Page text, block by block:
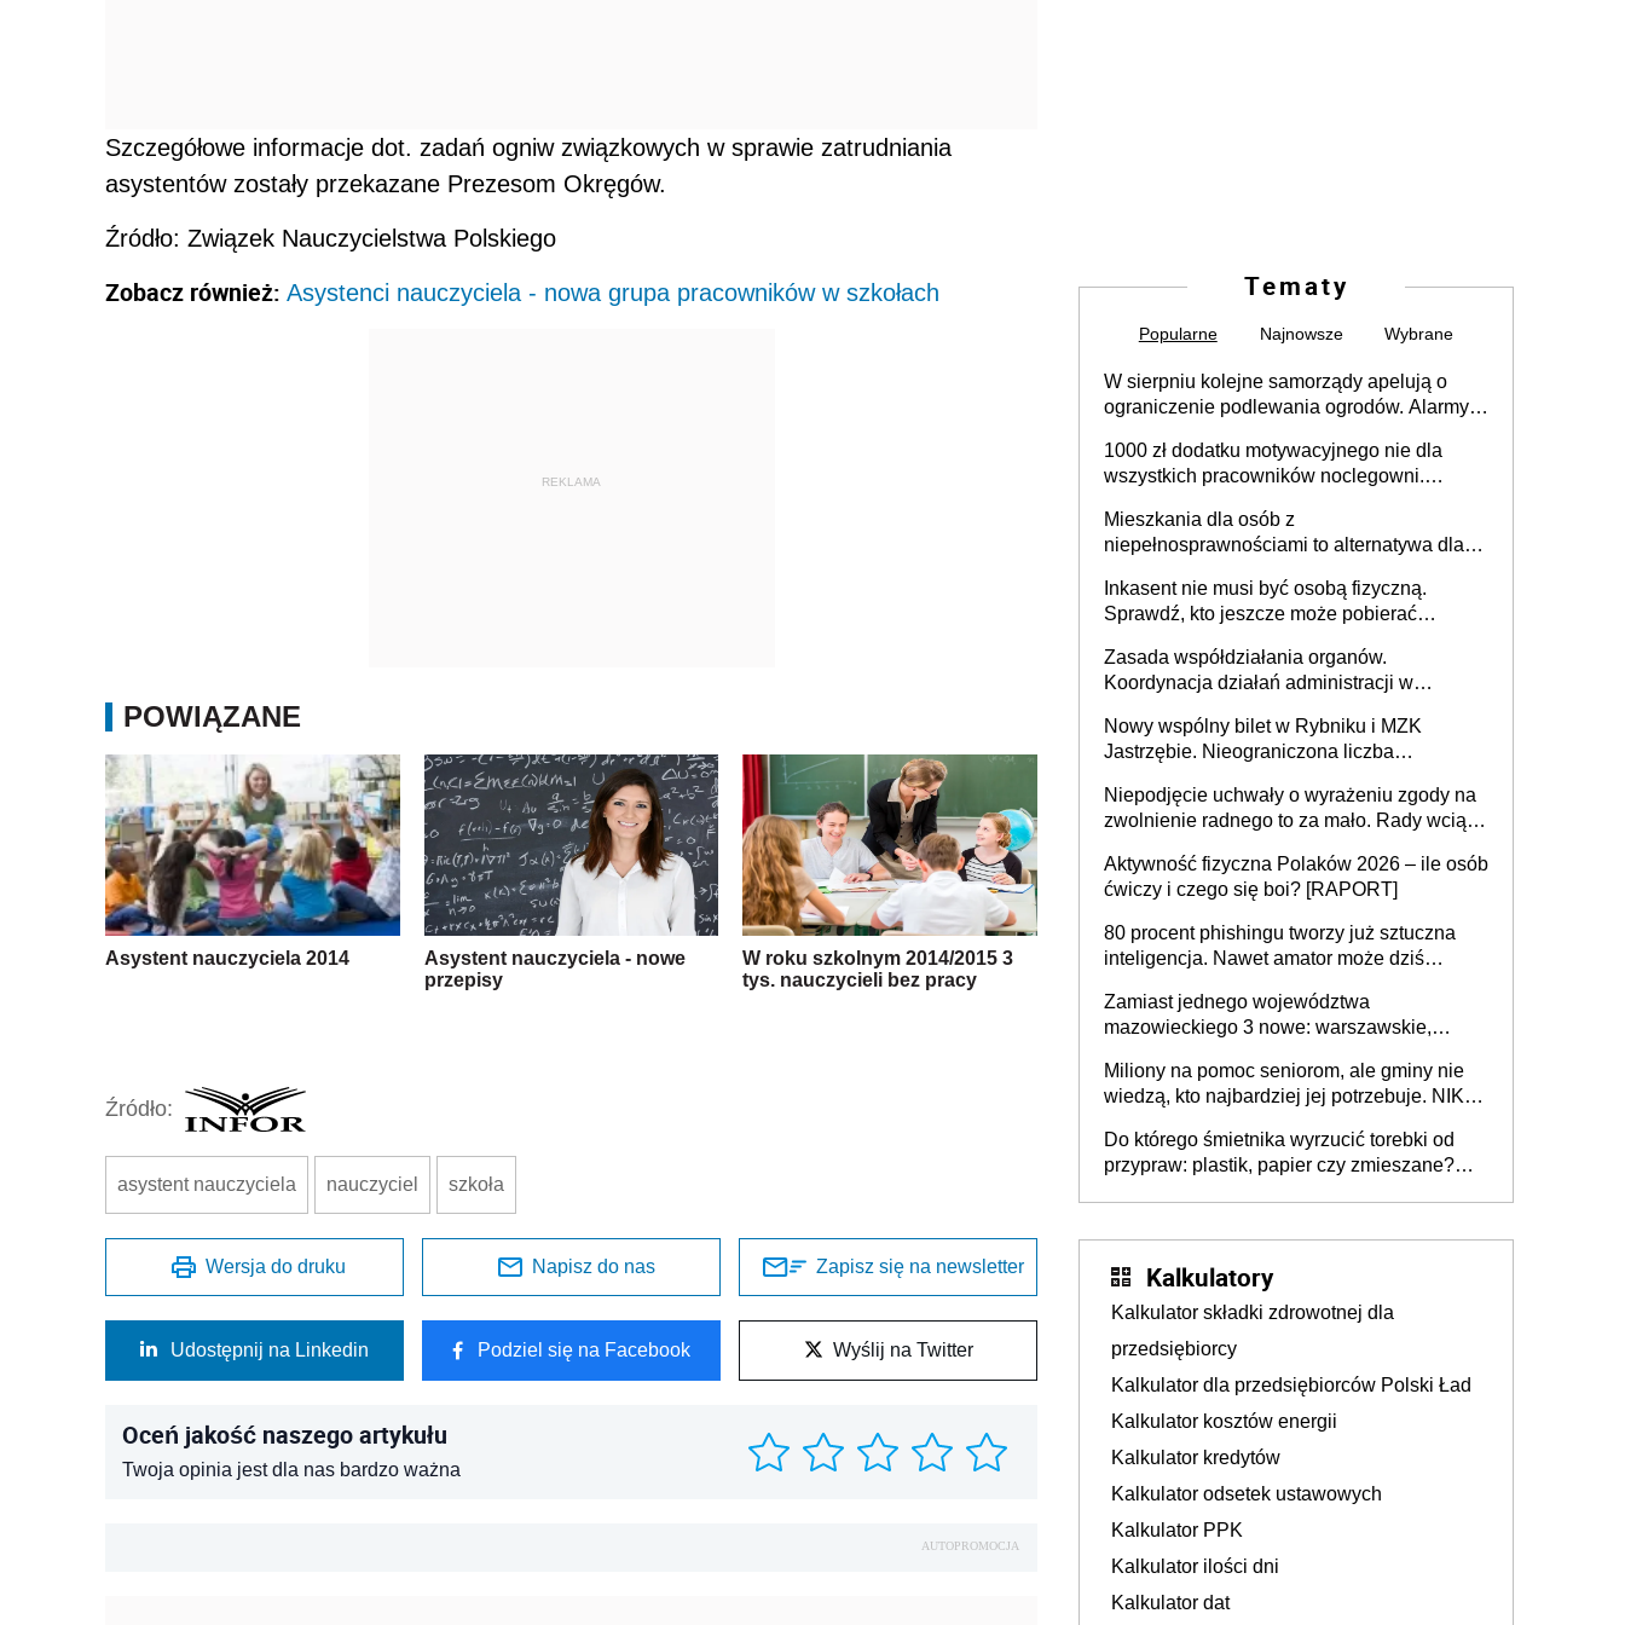
Szczegółowe informacje dot. zadań ogniw związkowych w sprawie zatrudniania
asystentów zostały przekazane Prezesom Okręgów.
Źródło: Związek Nauczycielstwa Polskiego
Zobacz również: Asystenci nauczyciela - nowa grupa pracowników w szkołach
REKLAMA
POWIĄZANE
Asystent nauczyciela 2014
Asystent nauczyciela - nowe
przepisy
W roku szkolnym 2014/2015 3
tys. nauczycieli bez pracy
Źródło:
asystent nauczyciela nauczyciel szkoła
Wersja do druku Napisz do nas Zapisz się na newsletter
Udostępnij na Linkedin Podziel się na Facebook Wyślij na Twitter
Oceń jakość naszego artykułu
Twoja opinia jest dla nas bardzo ważna
AUTOPROMOCJA
Tematy
Popularne Najnowsze Wybrane
W sierpniu kolejne samorządy apelują o
ograniczenie podlewania ogrodów. Alarmy w
może objąć cały kraj
1000 zł dodatku motywacyjnego nie dla
wszystkich pracowników noclegowni.
Mieszkania dla osób z
niepełnosprawnościami to alternatywa dla
samodzielnie lub z rodziną
Inkasent nie musi być osobą fizyczną.
Sprawdź, kto jeszcze może pobierać
Zasada współdziałania organów.
Koordynacja działań administracji w
Nowy wspólny bilet w Rybniku i MZK
Jastrzębie. Nieograniczona liczba
Niepodjęcie uchwały o wyrażeniu zgody na
zwolnienie radnego to za mało. Rady wciąż
rozstrzygać sprawy
Aktywność fizyczna Polaków 2026 – ile osób
ćwiczy i czego się boi? [RAPORT]
80 procent phishingu tworzy już sztuczna
inteligencja. Nawet amator może dziś
Zamiast jednego województwa
mazowieckiego 3 nowe: warszawskie,
Europie nie ma tak dużych jednostek
stołecznych
Miliony na pomoc seniorom, ale gminy nie
wiedzą, kto najbardziej jej potrzebuje. NIK
Do którego śmietnika wyrzucić torebki od
przypraw: plastik, papier czy zmieszane?
Kalkulatory
Kalkulator składki zdrowotnej dla
przedsiębiorcy
Kalkulator dla przedsiębiorców Polski Ład
Kalkulator kosztów energii
Kalkulator kredytów
Kalkulator odsetek ustawowych
Kalkulator PPK
Kalkulator ilości dni
Kalkulator dat